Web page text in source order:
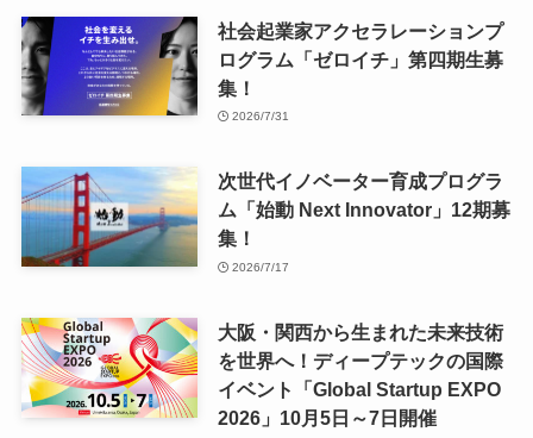
社会起業家アクセラレーションプ
ログラム「ゼロイチ」第四期生募
集！
2026/7/31
次世代イノベーター育成プログラ
ム「始動 Next Innovator」12期募
集！
2026/7/17
大阪・関西から生まれた未来技術
を世界へ！ディープテックの国際
イベント「Global Startup EXPO
2026」10月5日～7日開催